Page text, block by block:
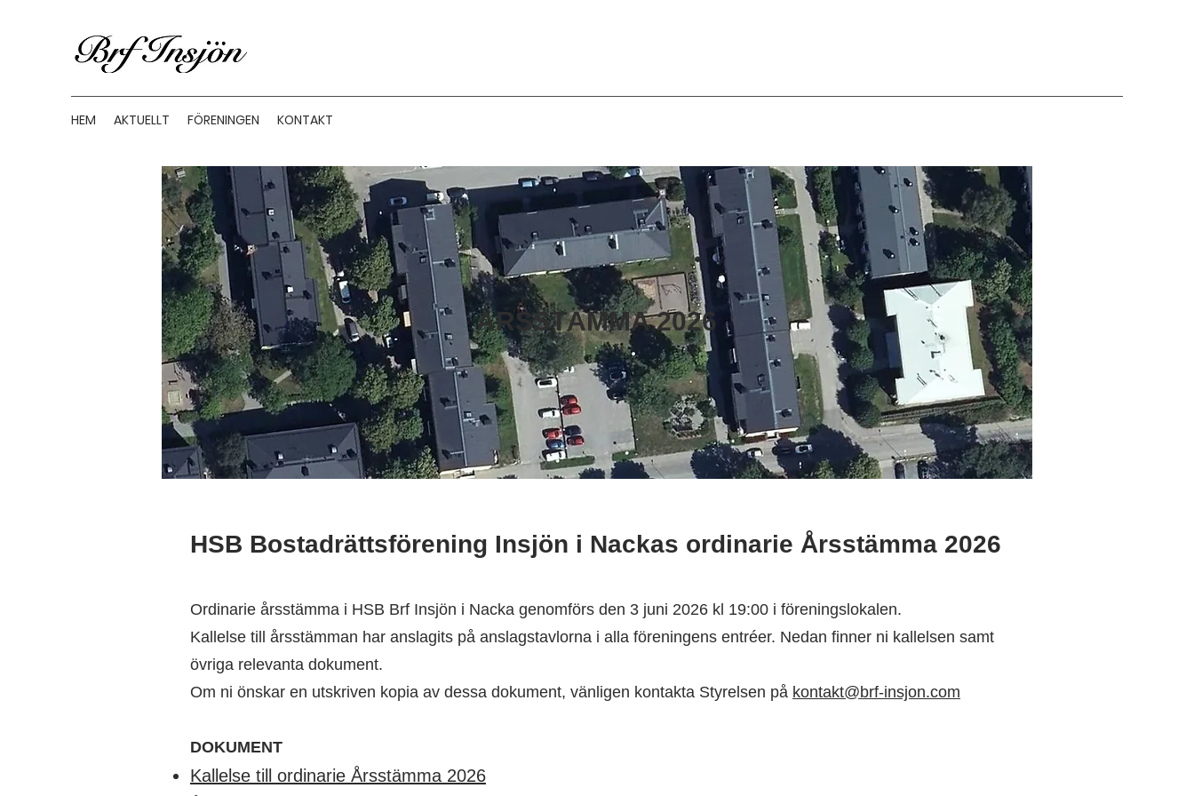
HEM AKTUELLT FÖRENINGEN KONTAKT
ÅRSSTÄMMA 2026
HSB Bostadrättsförening Insjön i Nackas ordinarie Årsstämma 2026
Ordinarie årsstämma i HSB Brf Insjön i Nacka genomförs den 3 juni 2026 kl 19:00 i föreningslokalen.
Kallelse till årsstämman har anslagits på anslagstavlorna i alla föreningens entréer. Nedan finner ni kallelsen samt
övriga relevanta dokument.
Om ni önskar en utskriven kopia av dessa dokument, vänligen kontakta Styrelsen på kontakt@brf-insjon.com
DOKUMENT
Kallelse till ordinarie Årsstämma 2026